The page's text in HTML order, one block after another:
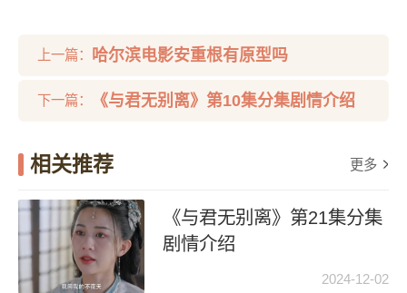
上一篇： 哈尔滨电影安重根有原型吗
下一篇： 《与君无别离》第10集分集剧情介绍
相关推荐 更多
《与君无别离》第21集分集
剧情介绍
2024-12-02